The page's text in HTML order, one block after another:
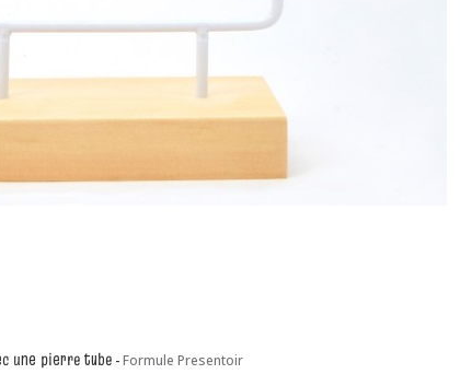
une pierre tube -Formule Presentoir